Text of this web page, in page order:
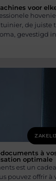
voor
de
gevestigd in
à
optimale
est un
pouvez offrir à